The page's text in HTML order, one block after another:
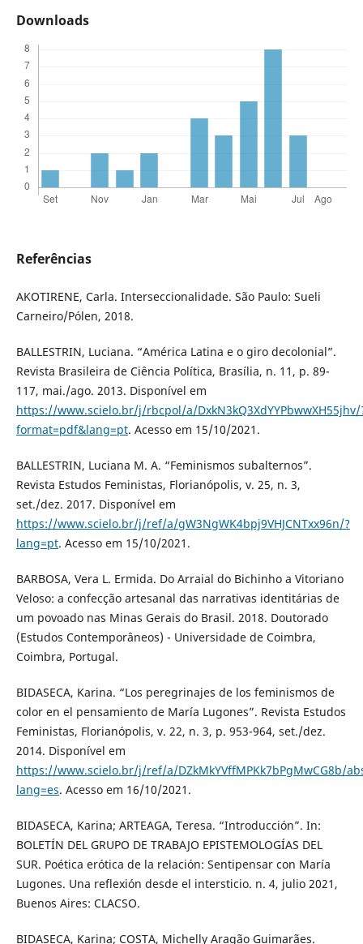
Downloads
Referências
AKOTIRENE, Carla. Interseccionalidade. São Paulo: Sueli
Carneiro/Pólen, 2018.
BALLESTRIN, Luciana. “América Latina e o giro decolonial”.
Revista Brasileira de Ciência Política, Brasília, n. 11, p. 89-
117, mai./ago. 2013. Disponível em
https://www.scielo.br/j/rbcpol/a/DxkN3kQ3XdYYPbwwXH55jhv/
format=pdf&lang=pt. Acesso em 15/10/2021.
BALLESTRIN, Luciana M. A. “Feminismos subalternos”.
Revista Estudos Feministas, Florianópolis, v. 25, n. 3,
set./dez. 2017. Disponível em
https://www.scielo.br/j/ref/a/gW3NgWK4bpj9VHJCNTxx96n/?
lang=pt. Acesso em 15/10/2021.
BARBOSA, Vera L. Ermida. Do Arraial do Bichinho a Vitoriano
Veloso: a confecção artesanal das narrativas identitárias de
um povoado nas Minas Gerais do Brasil. 2018. Doutorado
(Estudos Contemporâneos) - Universidade de Coimbra,
Coimbra, Portugal.
BIDASECA, Karina. “Los peregrinajes de los feminismos de
color en el pensamiento de María Lugones”. Revista Estudos
Feministas, Florianópolis, v. 22, n. 3, p. 953-964, set./dez.
2014. Disponível em
https://www.scielo.br/j/ref/a/DZkMkYVffMPKk7bPgMwCG8b/
lang=es. Acesso em 16/10/2021.
BIDASECA, Karina; ARTEAGA, Teresa. “Introducción”. In:
BOLETÍN DEL GRUPO DE TRABAJO EPISTEMOLOGÍAS DEL
SUR. Poética erótica de la relación: Sentipensar con María
Lugones. Una reflexión desde el intersticio. n. 4, julio 2021,
Buenos Aires: CLACSO.
BIDASECA, Karina; COSTA, Michelly Aragão Guimarães.